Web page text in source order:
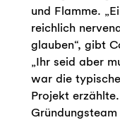
und Flamme.
reichlich
glauben“, gibt
„Ihr seid aber
war die
Projekt